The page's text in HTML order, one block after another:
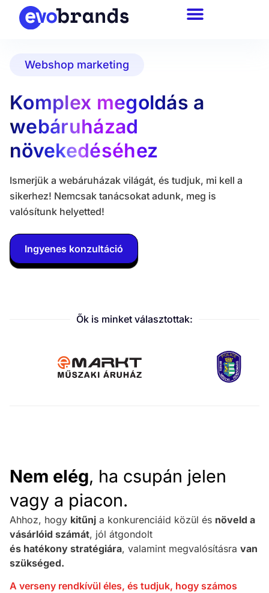
Webshop marketing
Komplex megoldás a
webáruházad
növekedéséhez
Ismerjük a webáruházak világát, és tudjuk, mi kell a
sikerhez! Nemcsak tanácsokat adunk, meg is
valósítunk helyetted!
Ingyenes konzultáció
Ők is minket választottak:
Nem elég, ha csupán jelen
vagy a piacon.
Ahhoz, hogy kitűnj a konkurenciáid közül és növeld a
vásárlóid számát, jól átgondolt
és hatékony stratégiára, valamint megvalósításra van
szükséged.
A verseny rendkívül éles, és tudjuk, hogy számos